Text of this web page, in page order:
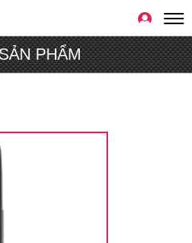
PHẨM